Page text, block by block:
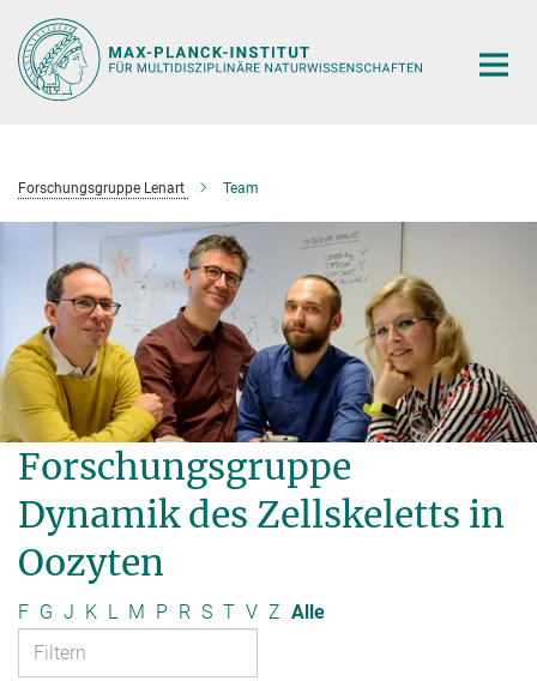
Hauptinhalt
Forschungsgruppe Lenart Team
Forschungsgruppe
Dynamik des Zellskeletts in
Oozyten
F G J K L M P R S T V Z Alle